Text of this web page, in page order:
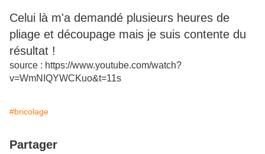
Celui là m'a demandé plusieurs heures de
pliage et découpage mais je suis contente du
résultat !
source : https://www.youtube.com/watch?
v=WmNIQYWCKuo&t=11s
#bricolage
Partager